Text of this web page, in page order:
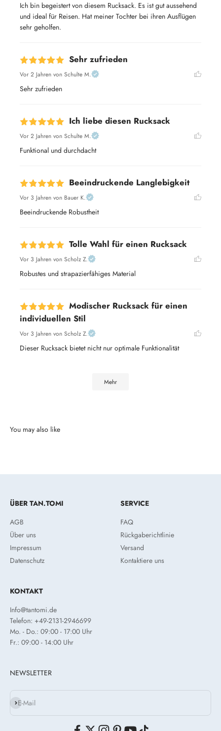
Ich bin begeistert von diesem Rucksack. Es ist gut aussehend
und ideal für Reisen. Hat meiner Tochter bei ihren Ausflügen
sehr geholfen.
Sehr zufrieden
Vor 2 Jahren von Schulte M.
Sehr zufrieden
Ich liebe diesen Rucksack
Vor 2 Jahren von Schulte M.
Funktional und durchdacht
Beeindruckende Langlebigkeit
Vor 3 Jahren von Bauer K.
Beeindruckende Robustheit
Tolle Wahl für einen Rucksack
Vor 3 Jahren von Scholz Z.
Robustes und strapazierfähiges Material
Modischer Rucksack für einen
individuellen Stil
Vor 3 Jahren von Scholz Z.
Dieser Rucksack bietet nicht nur optimale Funktionalität
Mehr
ÜBER TAN.TOMI
AGB
Über uns
Impressum
Datenschutz
SERVICE
FAQ
Rückgaberichtlinie
Versand
Kontaktiere uns
KONTAKT
Info@tantomi.de
Telefon: +49-2131-2946699
Mo. - Do.: 09:00 - 17:00 Uhr
Fr.: 09:00 - 14:00 Uhr
NEWSLETTER
E-Mail
Abonnieren